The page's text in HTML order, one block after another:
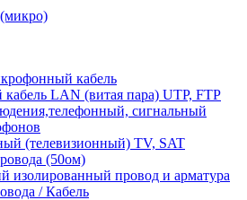
кабель
LAN (витая пара) UTP, FTP
сигнальный
(телевизионный) TV, SAT
(50ом)
провод и арматура
/ Кабель